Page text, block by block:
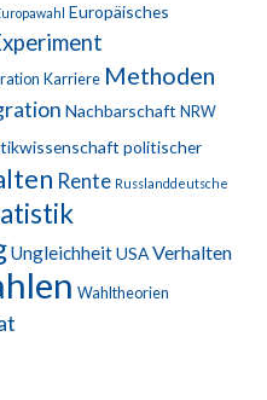
Europäisches
Karriere Methoden
Nachbarschaft NRW
politischer
Rente Russlanddeutsche
UngleichheitUSAVerhalten
Wahltheorien